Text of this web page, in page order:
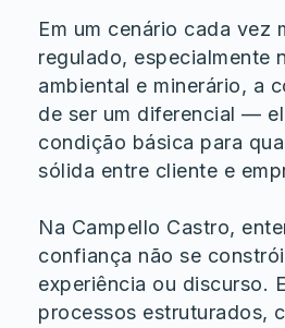
Em um cenário cada vez
regulado, especialmente
ambiental e minerário, a
de ser um diferencial —
condição básica para
sólida entre cliente e
Na Campello Castro,
confiança não se
experiência ou discurso.
processos estruturados,